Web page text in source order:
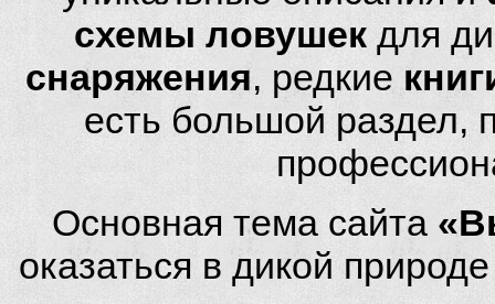
схемы ловушек для
снаряжения, редкие
есть большой
Основная тема сайта
оказаться в дикой